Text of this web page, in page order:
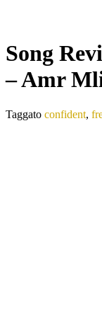
Song
– Amr
Taggato confident,